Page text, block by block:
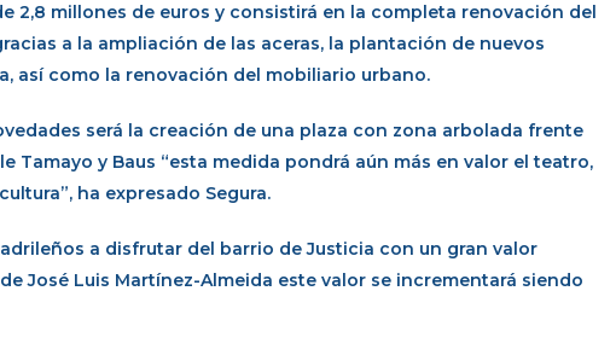
2,8 millones de euros y consistirá en la completa renovación del
a la ampliación de las aceras, la plantación de nuevos
así como la renovación del mobiliario urbano.
será la creación de una plaza con zona arbolada frente
Tamayo y Baus “esta medida pondrá aún más en valor el teatro,
ha expresado Segura.
a disfrutar del barrio de Justicia con un gran valor
José Luis Martínez-Almeida este valor se incrementará siendo